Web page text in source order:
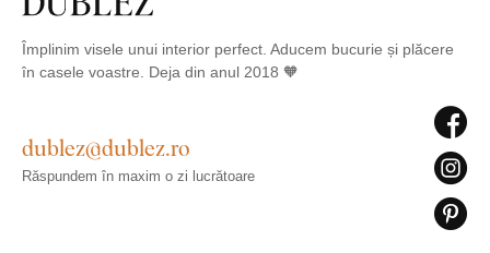
Împlinim visele unui interior perfect. Aducem bucurie și plăcere
în casele voastre. Deja din anul 2018 🧡
dublez@dublez.ro
Răspundem în maxim o zi lucrătoare